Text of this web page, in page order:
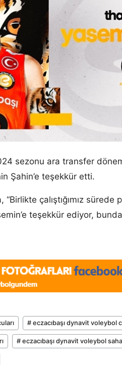
sezonu ara transfer
Şahin’e teşekkür etti.
“Birlikte çalıştığımız
teşekkür ediyor,
# eczacıbaşı dynavit voleybol
# eczacıbaşı dynavit voleybol